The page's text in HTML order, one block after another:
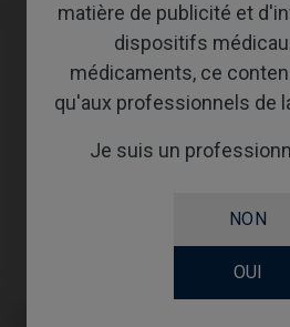
matière de publicité et
dispositifs
médicaments, ce
qu'aux professionnels de
Je suis un
NON
OUI